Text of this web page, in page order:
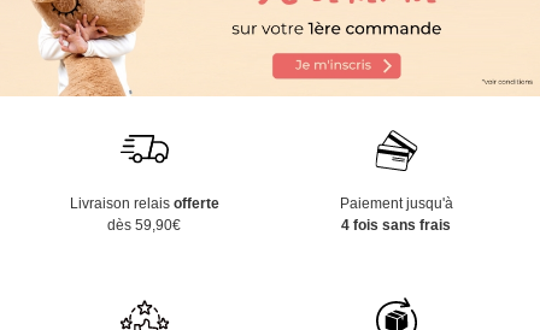
Livraison relais offerte
dès 59,90€
Paiement jusqu'à
4 fois sans frais